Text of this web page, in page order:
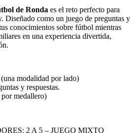
de Ronda es el reto perfecto para
Diseñado como un juego de preguntas y
conocimientos sobre fútbol mientras
en una experiencia divertida,
modalidad por lado)
y respuestas.
medallero)
2 A 5 – JUEGO MIXTO